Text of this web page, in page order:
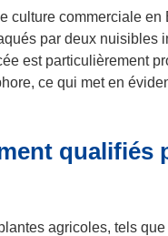
culture commerciale
par deux
est particulièrement
ce qui met en
qualifiés
agricoles, tels